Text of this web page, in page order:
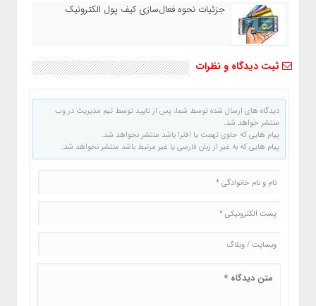
جزئیات نحوه فعال‌سازی کیف پول الکترونیک
ثبت دیدگاه و نظرات
دیدگاه های ارسال شده توسط شما، پس از تایید توسط تیم مدیریت در وب
منتشر خواهد شد.
پیام هایی که حاوی تهمت یا افترا باشد منتشر نخواهد شد.
پیام هایی که به غیر از زبان فارسی یا غیر مرتبط باشد منتشر نخواهد شد.